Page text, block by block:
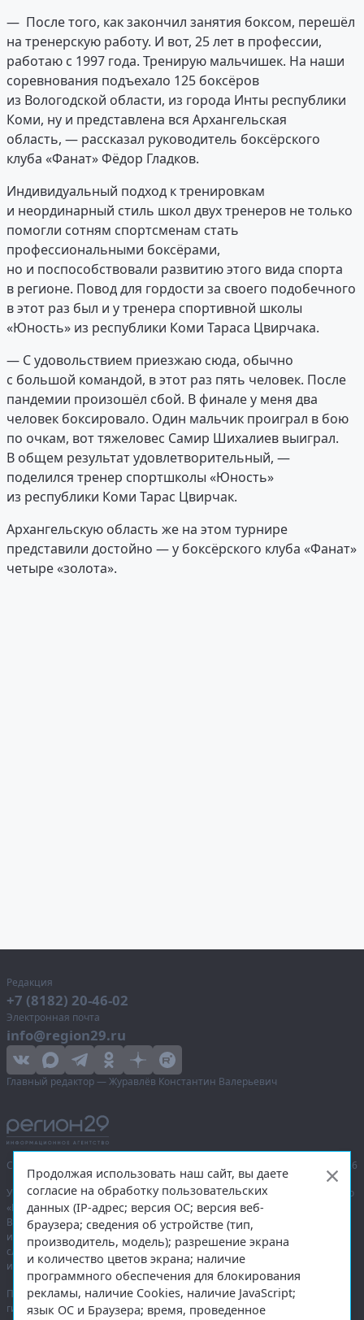
— После того, как закончил занятия боксом, перешёл
на тренерскую работу. И вот, 25 лет в профессии,
работаю с 1997 года. Тренирую мальчишек. На наши
соревнования подъехало 125 боксёров
из Вологодской области, из города Инты республики
Коми, ну и представлена вся Архангельская
область, — рассказал руководитель боксёрского
клуба «Фанат» Фёдор Гладков.
Индивидуальный подход к тренировкам
и неординарный стиль школ двух тренеров не только
помогли сотням спортсменам стать
профессиональными боксёрами,
но и поспособствовали развитию этого вида спорта
в регионе. Повод для гордости за своего подобечного
в этот раз был и у тренера спортивной школы
«Юность» из республики Коми Тараса Цвирчака.
— С удовольствием приезжаю сюда, обычно
с большой командой, в этот раз пять человек. После
пандемии произошёл сбой. В финале у меня два
человек боксировало. Один мальчик проиграл в бою
по очкам, вот тяжеловес Самир Шихалиев выиграл.
В общем результат удовлетворительный, —
поделился тренер спортшколы «Юность»
из республики Коми Тарас Цвирчак.
Архангельскую область же на этом турнире
представили достойно — у боксёрского клуба «Фанат»
четыре «золота».
Редакция
+7 (8182) 20-46-02
Электронная почта
info@region29.ru
Главный редактор — Журавлёв Константин Валерьевич
Сетевое издание «Информационное агентство Регион 29»,
© 2016–2026
Учредитель — общество с ограниченной ответственностью «Агентство
«Правда Севера».
Выписка из реестра зарегистрированных средств массовой
информации: ЭЛ № ФС 77-74226 от 09.11.2018 выдано Федеральной
службой по надзору в сфере связи, информационных технологий
и массовых коммуникаций (Роскомнадзор).
При полном или частичном использовании любых материалов
гиперссылка на region29.ruобязательна. Копирование материалов без
Продолжая использовать наш сайт, вы даете
согласие на обработку пользовательских
данных (IP-адрес; версия ОС; версия веб-
браузера; сведения об устройстве (тип,
производитель, модель); разрешение экрана
и количество цветов экрана; наличие
программного обеспечения для блокирования
рекламы, наличие Cookies, наличие JavaScript;
язык ОС и Браузера; время, проведенное